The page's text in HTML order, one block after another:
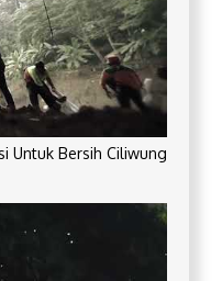
Untuk Bersih Ciliwung